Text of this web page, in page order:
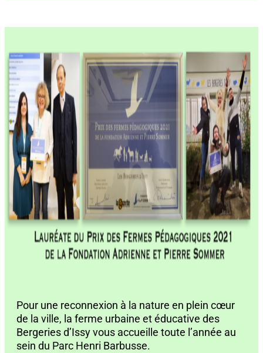
Pour une reconnexion à la nature en plein cœur
de la ville, la ferme urbaine et éducative des
Bergeries d’Issy vous accueille toute l’année au
sein du Parc Henri Barbusse.